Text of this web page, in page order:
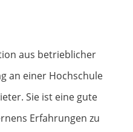
aus betrieblicher
an einer Hochschule
Sie ist eine gute
Erfahrungen zu